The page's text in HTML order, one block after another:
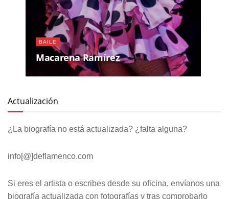
BAILE
Macarena Ramírez
Actualización
¿La biografía no está actualizada? ¿falta alguna?
info[@]deflamenco.com
Si eres el artista o escribes desde su oficina, envíanos una
biografía actualizada con fotografías y tras comprobarlo